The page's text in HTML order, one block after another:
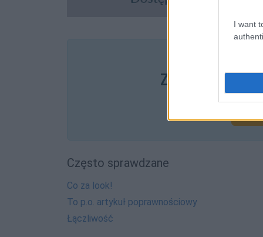
I want
Zobacz, co
Często sprawdzane
Co za look!
To p.o. artykuł poprawnościowy
Łączliwość